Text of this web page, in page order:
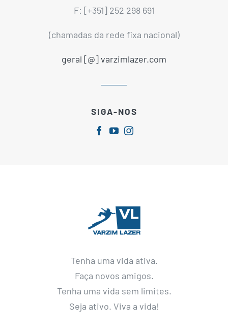
F: [+351] 252 298 691
(chamadas da rede fixa nacional)
geral [@] varzimlazer.com
SIGA-NOS
Tenha uma vida ativa.
Faça novos amigos.
Tenha uma vida sem limites.
Seja ativo. Viva a vida!